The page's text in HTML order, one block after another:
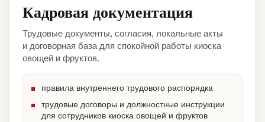
Кадровая документация
Трудовые документы, согласия, локальные акты
и договорная база для спокойной работы киоска
овощей и фруктов.
правила внутреннего трудового распорядка
трудовые договоры и должностные инструкции
для сотрудников киоска овощей и фруктов